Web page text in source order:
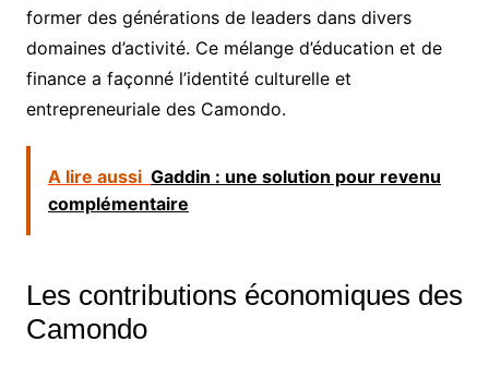
former des générations de leaders dans divers
domaines d’activité. Ce mélange d’éducation et de
finance a façonné l’identité culturelle et
entrepreneuriale des Camondo.
A lire aussi Gaddin : une solution pour revenu
complémentaire
Les contributions économiques des
Camondo